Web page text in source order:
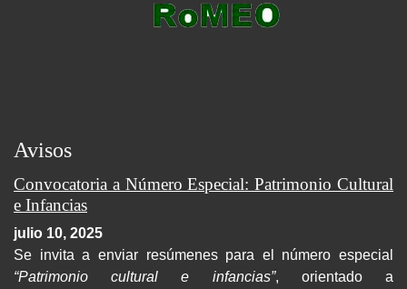
Avisos
Convocatoria a Número Especial: Patrimonio Cultural
e Infancias
julio 10, 2025
Se invita a enviar resúmenes para el número especial
“Patrimonio cultural e infancias”, orientado a